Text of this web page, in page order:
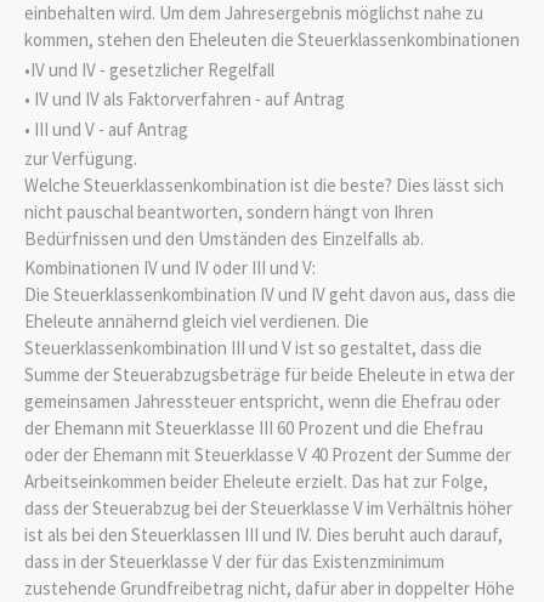
einbehalten wird. Um dem Jahresergebnis möglichst nahe zu
kommen, stehen den Eheleuten die Steuerklassenkombinationen
•IV und IV - gesetzlicher Regelfall
• IV und IV als Faktorverfahren - auf Antrag
• III und V - auf Antrag
zur Verfügung.
Welche Steuerklassenkombination ist die beste? Dies lässt sich
nicht pauschal beantworten, sondern hängt von Ihren
Bedürfnissen und den Umständen des Einzelfalls ab.
Kombinationen IV und IV oder III und V:
Die Steuerklassenkombination IV und IV geht davon aus, dass die
Eheleute annähernd gleich viel verdienen. Die
Steuerklassenkombination III und V ist so gestaltet, dass die
Summe der Steuerabzugsbeträge für beide Eheleute in etwa der
gemeinsamen Jahressteuer entspricht, wenn die Ehefrau oder
der Ehemann mit Steuerklasse III 60 Prozent und die Ehefrau
oder der Ehemann mit Steuerklasse V 40 Prozent der Summe der
Arbeitseinkommen beider Eheleute erzielt. Das hat zur Folge,
dass der Steuerabzug bei der Steuerklasse V im Verhältnis höher
ist als bei den Steuerklassen III und IV. Dies beruht auch darauf,
dass in der Steuerklasse V der für das Existenzminimum
zustehende Grundfreibetrag nicht, dafür aber in doppelter Höhe